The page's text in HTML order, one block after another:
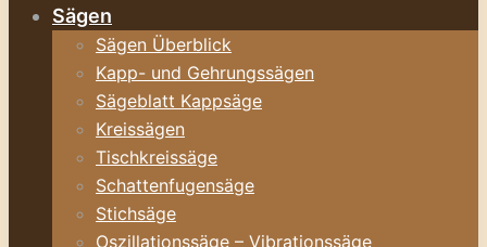
Sägen
Sägen Überblick
Kapp- und Gehrungssägen
Sägeblatt Kappsäge
Kreissägen
Tischkreissäge
Schattenfugensäge
Stichsäge
Oszillationssäge – Vibrationssäge